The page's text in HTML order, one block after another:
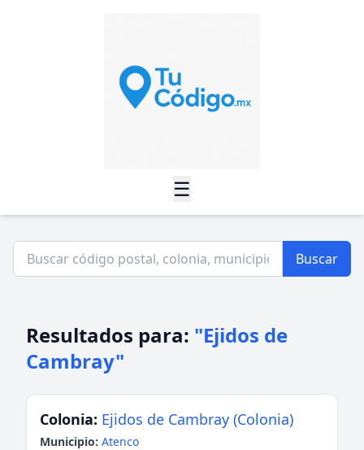
☰
Buscar
Resultados para: "Ejidos de
Cambray"
Colonia: Ejidos de Cambray (Colonia)
Municipio: Atenco